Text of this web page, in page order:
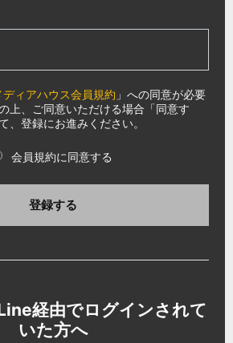
ディアハウス会員規約 」への同意が必要
上、ご同意いただける場合「同意す
、登録にお進みください。
会員規約に同意する
登録する
経由でログインされて
いた方へ